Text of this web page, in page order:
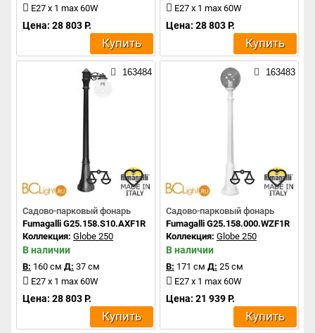
E27 x 1 max 60W
Цена: 28 803 Р.
Купить
E27 x 1 max 60W
Цена: 28 803 Р.
Купить
163484
Садово-парковый фонарь
Fumagalli G25.158.S10.AXF1R
Коллекция: Globe 250
В наличии
В: 160 см Д: 37 см
E27 x 1 max 60W
Цена: 28 803 Р.
Купить
163483
Садово-парковый фонарь
Fumagalli G25.158.000.WZF1R
Коллекция: Globe 250
В наличии
В: 171 см Д: 25 см
E27 x 1 max 60W
Цена: 21 939 Р.
Купить